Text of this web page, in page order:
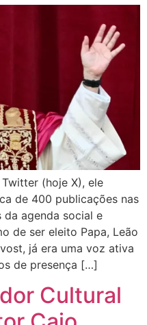
(hoje X), ele
de 400 publicações nas
agenda social e
de ser eleito Papa, Leão
já era uma voz ativa
de presença […]
Cultural